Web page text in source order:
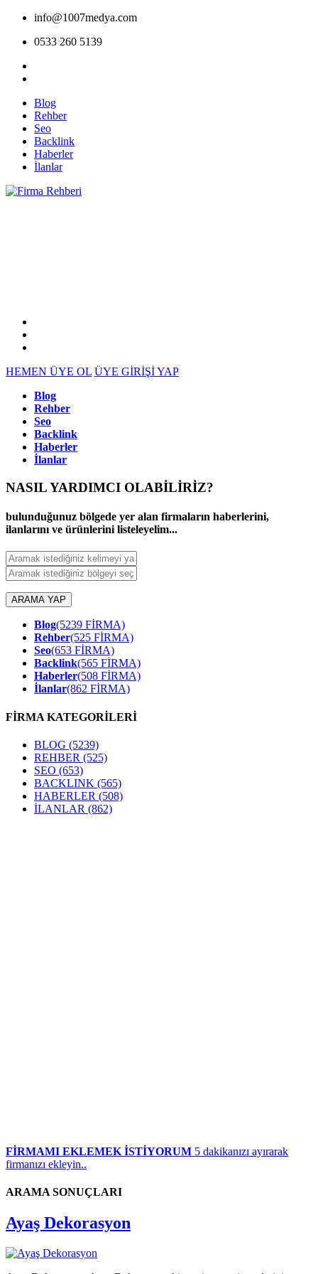
info@1007medya.com
0533 260 5139
Blog
Rehber
Seo
Backlink
Haberler
İlanlar
HEMEN ÜYE OL ÜYE GİRİŞİ YAP
Blog
Rehber
Seo
Backlink
Haberler
İlanlar
NASIL YARDIMCI OLABİLİRİZ?
bulunduğunuz bölgede yer alan firmaların haberlerini,
ilanlarını ve ürünlerini listeleyelim...
ARAMA YAP
Blog(5239 FİRMA)
Rehber(525 FİRMA)
Seo(653 FİRMA)
Backlink(565 FİRMA)
Haberler(508 FİRMA)
İlanlar(862 FİRMA)
FİRMA KATEGORİLERİ
BLOG (5239)
REHBER (525)
SEO (653)
BACKLINK (565)
HABERLER (508)
İLANLAR (862)
FİRMAMI EKLEMEK İSTİYORUM 5 dakikanızı ayırarak
firmanızı ekleyin..
ARAMA SONUÇLARI
Ayaş Dekorasyon